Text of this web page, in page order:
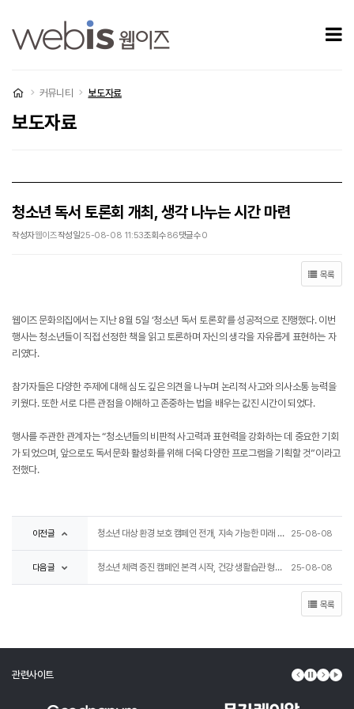
처음으로
커뮤니티 보도자료
보도자료
청소년 독서 토론회 개최, 생각 나누는 시간 마련
작성자웹이즈작성일25-08-08 11:53조회수86댓글수0
목록
웹이즈 문화의집에서는 지난 8월 5일 ‘청소년 독서 토론회’를 성공적으로 진행했다. 이번
행사는 청소년들이 직접 선정한 책을 읽고 토론하며 자신의 생각을 자유롭게 표현하는 자
리였다.
참가자들은 다양한 주제에 대해 심도 깊은 의견을 나누며 논리적 사고와 의사소통 능력을
키웠다. 또한 서로 다른 관점을 이해하고 존중하는 법을 배우는 값진 시간이 되었다.
행사를 주관한 관계자는 “청소년들의 비판적 사고력과 표현력을 강화하는 데 중요한 기회
가 되었으며, 앞으로도 독서문화 활성화를 위해 더욱 다양한 프로그램을 기획할 것”이라고
전했다.
이전글 청소년 대상 환경 보호 캠페인 전개, 지속 가능한 미래 강조 25-08-08
다음글 청소년 체력 증진 캠페인 본격 시작, 건강 생활습관 형성 지원 25-08-08
목록
관련사이트 이전 배너
배너 정지
다음 배
배